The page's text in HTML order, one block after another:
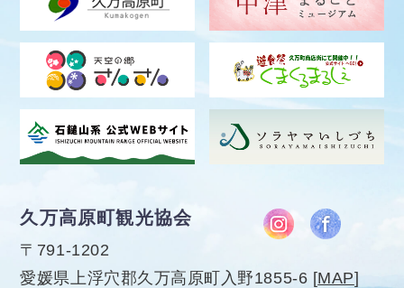
久万高原町観光協会
〒791-1202
愛媛県上浮穴郡久万高原町入野1855-6 [MAP]